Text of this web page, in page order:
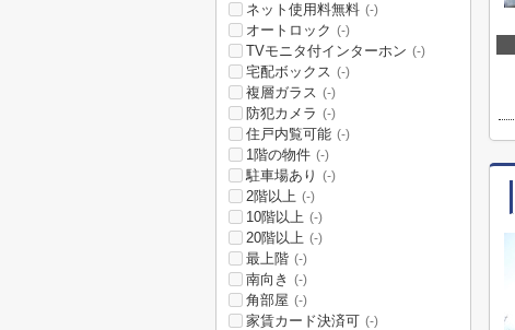
ネット使用料無料 (-)
オートロック (-)
TVモニタ付インターホン (-)
宅配ボックス (-)
複層ガラス (-)
防犯カメラ (-)
住戸内覧可能 (-)
1階の物件 (-)
駐車場あり (-)
2階以上 (-)
10階以上 (-)
20階以上 (-)
最上階 (-)
南向き (-)
角部屋 (-)
家賃カード決済可 (-)